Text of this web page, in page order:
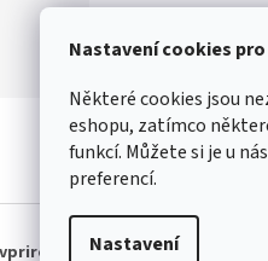
Nastavení cookies
Některé cookies jsou
eshopu, zatímco
funkcí. Můžete si je u
preferencí.
Nastavení
. Všechna práva